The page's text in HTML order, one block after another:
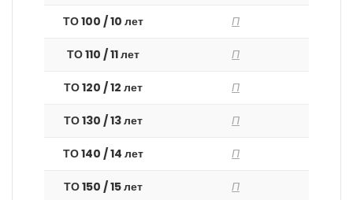
ТО 100 / 10 лет П
ТО 110 / 11 лет П
ТО 120 / 12 лет П
ТО 130 / 13 лет П
ТО 140 / 14 лет П
ТО 150 / 15 лет П